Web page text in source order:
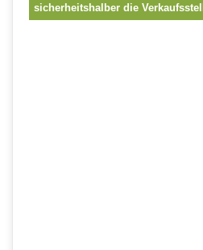
sicherheitshalber die